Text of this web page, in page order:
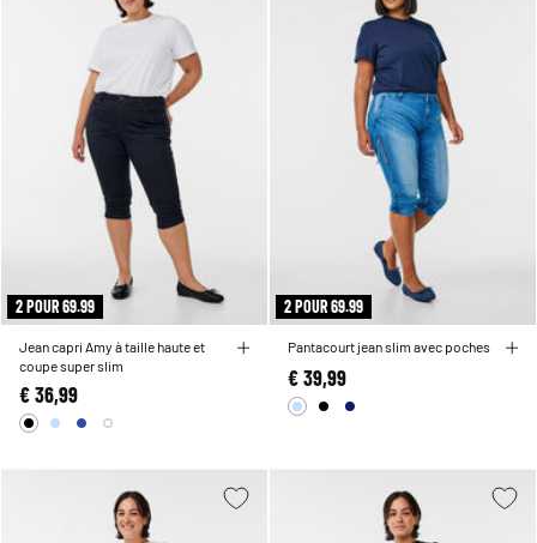
2 POUR 69.99
Jean capri Amy à taille haute et
coupe super slim
€ 36,99
2 POUR 69.99
Pantacourt jean slim avec poches
€ 39,99